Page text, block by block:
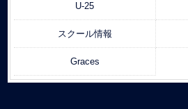
U-25
スクール情報
Graces